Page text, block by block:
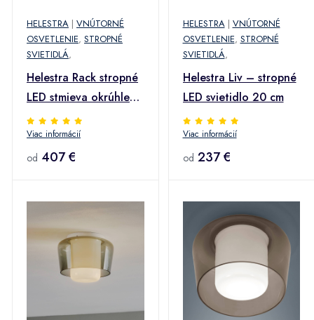
HELESTRA | VNÚTORNÉ
OSVETLENIE, STROPNÉ
SVIETIDLÁ,
Helestra Rack stropné
LED stmieva okrúhle
zlaté
Viac informácií
od 407 €
HELESTRA| VNÚTORNÉ
OSVETLENIE, STROPNÉ
SVIETIDLÁ,
Helestra Liv – stropné
LED svietidlo 20 cm
Viac informácií
od 237 €